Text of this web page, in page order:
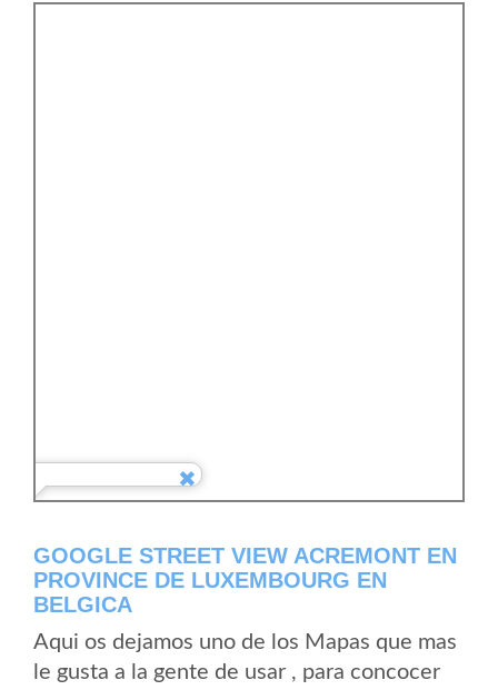
GOOGLE STREET VIEW ACREMONT EN
PROVINCE DE LUXEMBOURG EN
BELGICA
Aqui os dejamos uno de los Mapas que mas
le gusta a la gente de usar , para concocer